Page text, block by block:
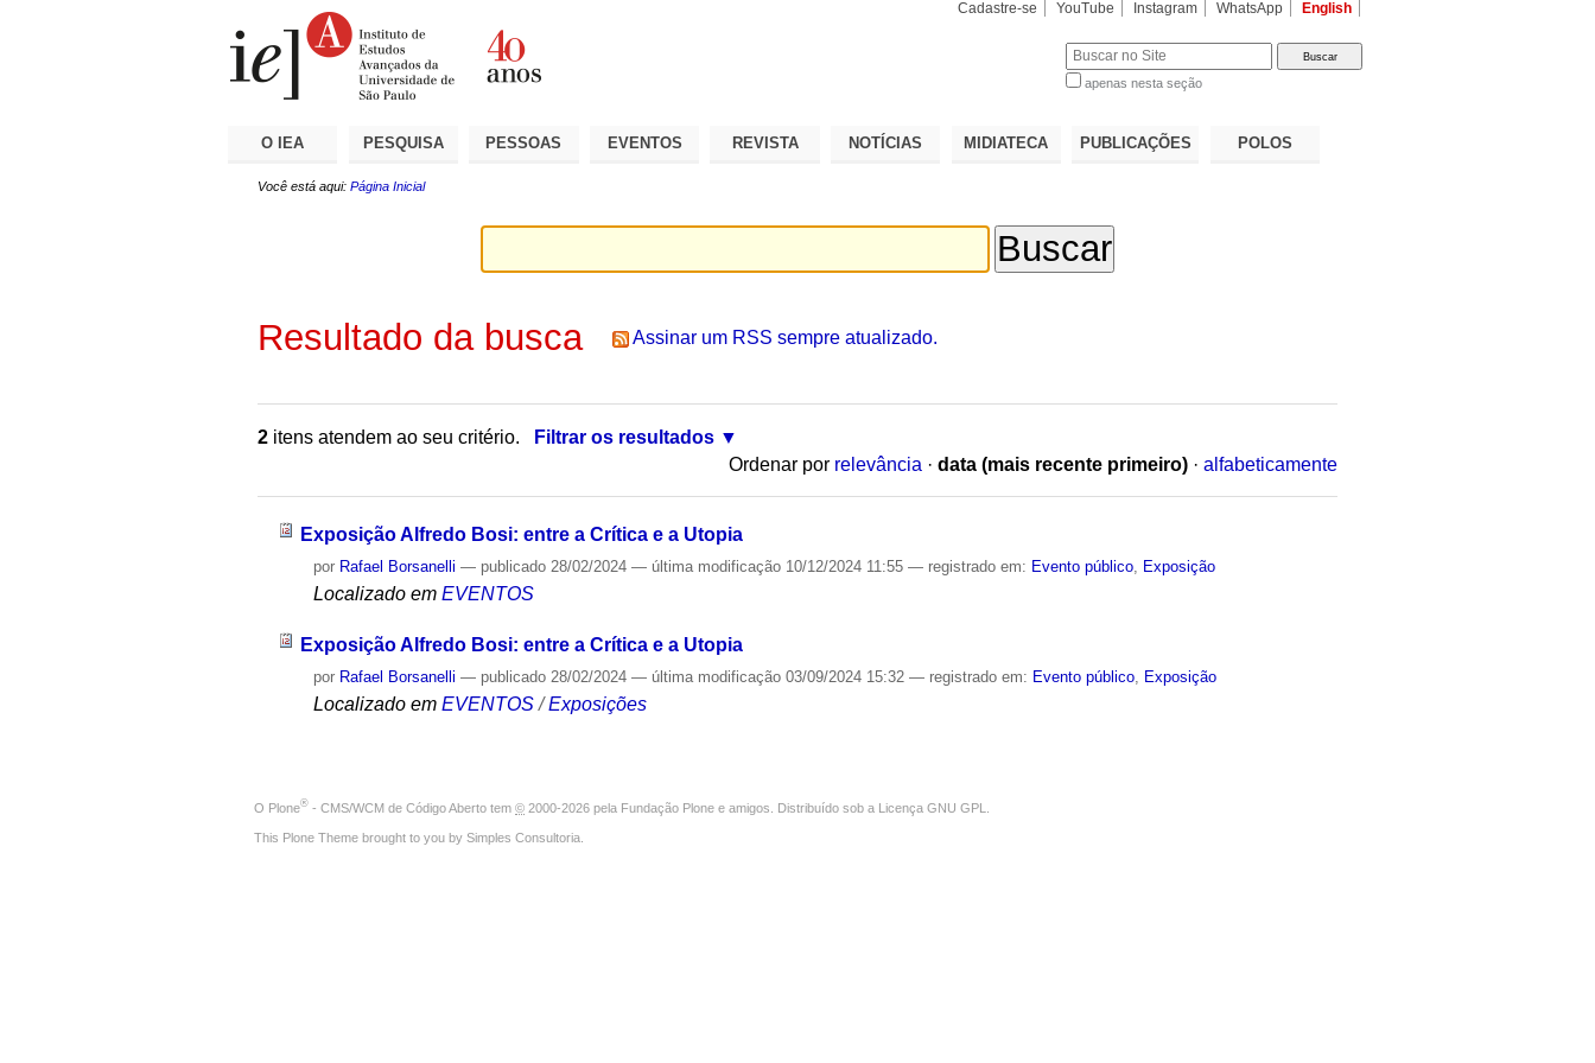
Cadastre-se YouTube Instagram WhatsApp English
apenas nesta seção
O IEA PESQUISA PESSOAS EVENTOS REVISTA NOTÍCIAS MIDIATECA PUBLICAÇÕES POLOS
Você está aqui: Página Inicial
Resultado da busca Assinar um RSS sempre atualizado.
2 itens atendem ao seu critério.
Filtrar os resultados
Ordenar por relevância · data (mais recente primeiro) · alfabeticamente
Exposição Alfredo Bosi: entre a Crítica e a Utopia
por Rafael Borsanelli — publicado 28/02/2024— última modificação 10/12/2024 11:55— registrado em: Evento público Exposição
Localizado em EVENTOS
Exposição Alfredo Bosi: entre a Crítica e a Utopia
por Rafael Borsanelli — publicado 28/02/2024— última modificação 03/09/2024 15:32— registrado em: Evento público Exposição
Localizado em EVENTOS /Exposições
O Plone® - CMS/WCM de Código Aberto tem © 2000-2026 pela Fundação Plone e amigos. Distribuído sob a Licença GNU GPL
This Plone Theme brought to you by Simples Consultoria